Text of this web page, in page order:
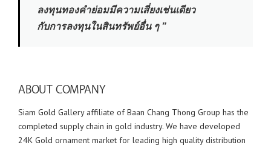
ลงทุนทองคำย่อมมีความเสี่ยงเช่นเดียว
กับการลงทุนในสินทรัพย์อื่น ๆ ”
ABOUT COMPANY
Siam Gold Gallery affiliate of Baan Chang Thong Group has the
completed supply chain in gold industry. We have developed
24K Gold ornament market for leading high quality distribution